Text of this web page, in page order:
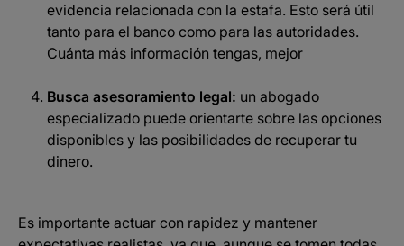
evidencia relacionada con la estafa. Esto será útil
tanto para el banco como para las autoridades.​
Cuánta más información tengas, mejor
Busca asesoramiento legal: un abogado
especializado puede orientarte sobre las opciones
disponibles y las posibilidades de recuperar tu
dinero.​
Es importante actuar con rapidez y mantener